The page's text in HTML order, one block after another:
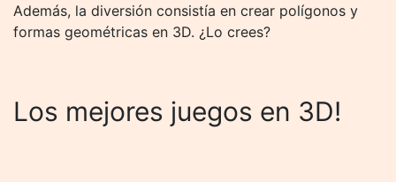
Además, la diversión consistía en crear polígonos y
formas geométricas en 3D. ¿Lo crees?
Los mejores juegos en 3D!